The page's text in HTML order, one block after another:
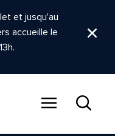
et jusqu'au
accueille le